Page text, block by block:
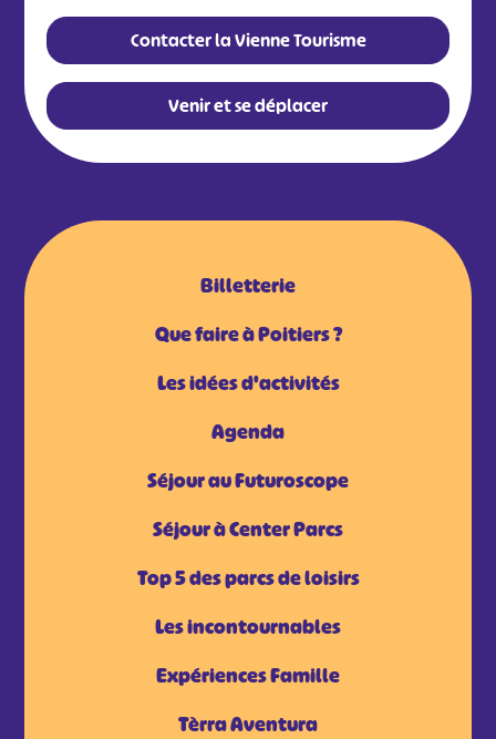
Contacter la Vienne Tourisme
Venir et se déplacer
Billetterie
Que faire à Poitiers ?
Les idées d'activités
Agenda
Séjour au Futuroscope
Séjour à Center Parcs
Top 5 des parcs de loisirs
Les incontournables
Expériences Famille
Tèrra Aventura